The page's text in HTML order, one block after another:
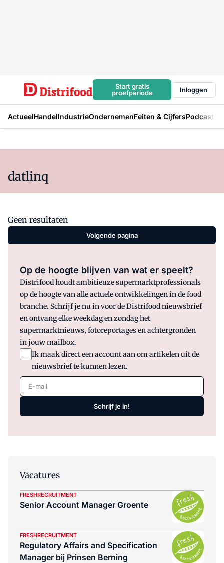
Start gratis
proefperiode
Inloggen
ActueelHandelIndustrieOndernemenFeiten & CijfersPodcast
datlinq
Geen resultaten
Volgende pagina
Op de hoogte blijven van wat er speelt?
Distrifood houdt ambitieuze supermarktprofessionals
op de hoogte van alle actuele ontwikkelingen in de food
branche. Schrijf je nu in voor de Distrifood nieuwsbrief
en ontvang elke weekdag en zondag het
supermarktnieuws, fotoreportages en achtergronden
in jouw mailbox.
Ik maak direct een account aan om artikelen uit de
nieuwsbrief te kunnen lezen.
E-mail
Schrijf je in!
Vacatures
FRESHRECRUITMENT
Senior Account Manager Groente
FRESHRECRUITMENT
Regulatory Affairs and Specification
Manager bij Prinsen Berning